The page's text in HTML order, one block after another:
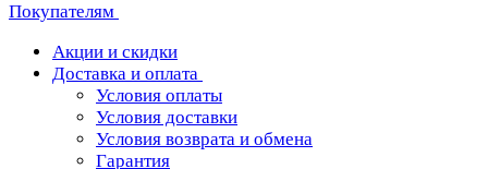
Покупателям
Акции и скидки
Доставка и оплата
Условия оплаты
Условия доставки
Условия возврата и обмена
Гарантия